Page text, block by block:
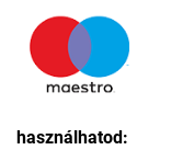
használhatod: